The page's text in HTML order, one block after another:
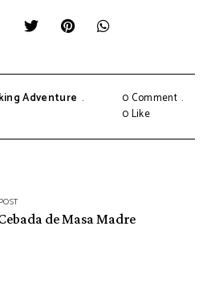
Adventure
0 Comment
0Like
de Masa Madre